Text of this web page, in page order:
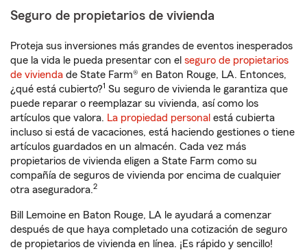
Seguro de propietarios de vivienda
Proteja sus inversiones más grandes de eventos inesperados
que la vida le pueda presentar con el seguro de propietarios
de vivienda de State Farm® en Baton Rouge, LA. Entonces,
¿qué está cubierto?1 Su seguro de vivienda le garantiza que
puede reparar o reemplazar su vivienda, así como los
artículos que valora. La propiedad personal está cubierta
incluso si está de vacaciones, está haciendo gestiones o tiene
artículos guardados en un almacén. Cada vez más
propietarios de vivienda eligen a State Farm como su
compañía de seguros de vivienda por encima de cualquier
otra aseguradora.2
Bill Lemoine en Baton Rouge, LA le ayudará a comenzar
después de que haya completado una cotización de seguro
de propietarios de vivienda en línea. ¡Es rápido y sencillo!